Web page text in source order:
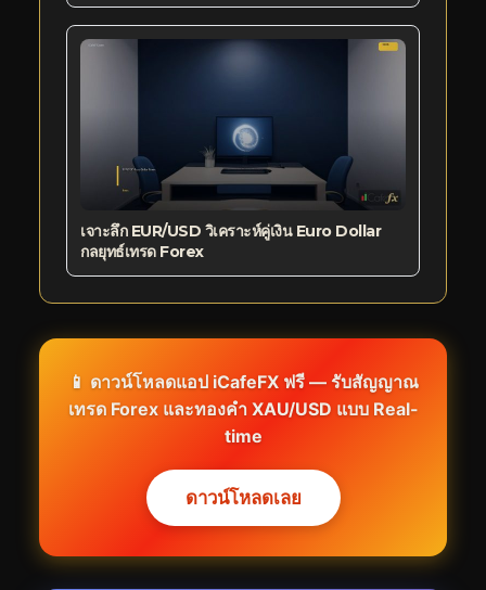
เจาะลึก EUR/USD วิเคราะห์คู่เงิน Euro Dollar
กลยุทธ์เทรด Forex
📱 ดาวน์โหลดแอป iCafeFX ฟรี — รับสัญญาณ
เทรด Forex และทองคำ XAU/USD แบบ Real-
time
ดาวน์โหลดเลย